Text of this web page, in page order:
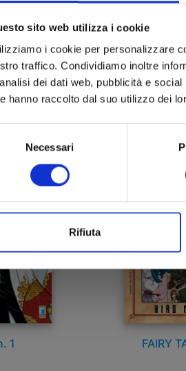
sito web utilizza i cookie
i cookie per personalizzare
traffico. Condividiamo inoltre
dei dati web, pubblicità e
hanno raccolto dal suo utilizzo dei
Necessari
Rifiuta
FRATELLI
n. 4
ONE PIECE
14/
1 FAIRY